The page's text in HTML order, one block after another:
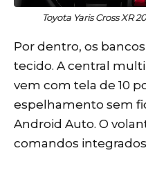
Toyota Yaris Cross XR
Por dentro, os
tecido. A central
vem com tela de 10
espelhamento sem
Android Auto. O
comandos